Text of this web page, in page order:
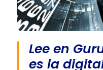
Lee en
es la